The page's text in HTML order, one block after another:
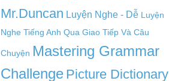
Mr.Duncan Luyện Nghe - Dễ Luyện
Nghe Tiếng Anh Qua Giao Tiếp Và Câu
Chuyện Mastering Grammar
Challenge Picture Dictionary